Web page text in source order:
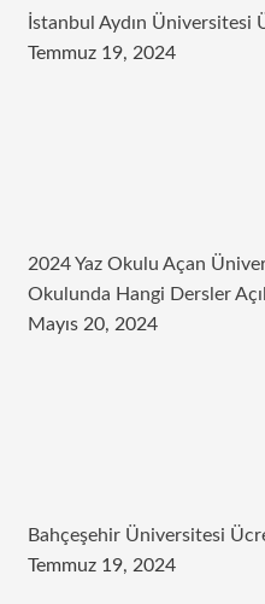
İstanbul Aydın
Temmuz 19, 2024
2024 Yaz Okulu Açan
Okulunda Hangi Dersler
Mayıs 20, 2024
Bahçeşehir Üniversitesi
Temmuz 19, 2024